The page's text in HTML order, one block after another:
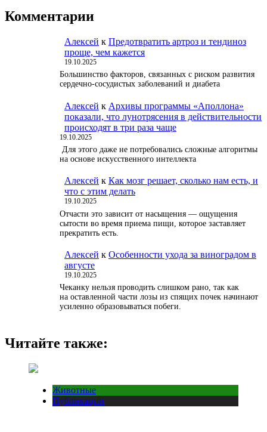
Комментарии
Алексей к Предотвратить артроз и тендиноз
проще, чем кажется
19.10.2025
Большинство факторов, связанных с риском развития
сердечно-сосудистых заболеваний и диабета
Алексей к Архивы программы «Аполлона»
показали, что лунотрясения в действительности
происходят в три раза чаще
19.10.2025
Для этого даже не потребовались сложные алгоритмы
на основе искусственного интеллекта
Алексей к Как мозг решает, сколько нам есть, и
что с этим делать
19.10.2025
Отчасти это зависит от насыщения — ощущения
сытости во время приема пищи, которое заставляет
прекратить есть.
Алексей к Особенности ухода за виноградом в
августе
19.10.2025
Чеканку нельзя проводить слишком рано, так как
на оставленной части лозы из спящих почек начинают
усиленно образовываться побеги.
Читайте также:
Животные
Публикации